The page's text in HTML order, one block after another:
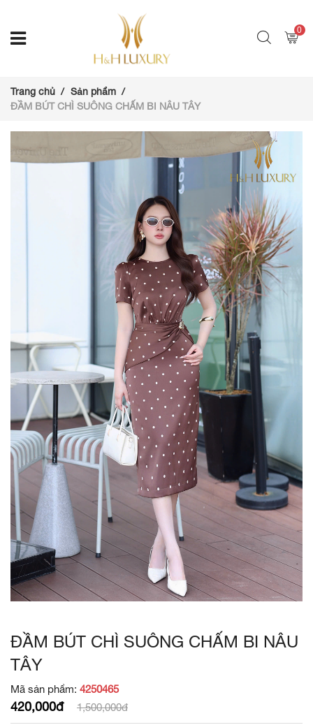
0
Trang chủ
Sản phẩm
ĐẦM BÚT CHÌ SUÔNG CHẤM BI NÂU TÂY
ĐẦM BÚT CHÌ SUÔNG CHẤM BI NÂU
TÂY
Mã sản phẩm: 4250465
420,000đ 1,500,000đ